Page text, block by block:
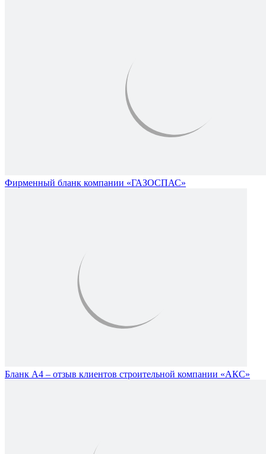
Фирменный бланк компании «ГАЗОСПАС»
Бланк А4 – отзыв клиентов строительной компании «АКС»